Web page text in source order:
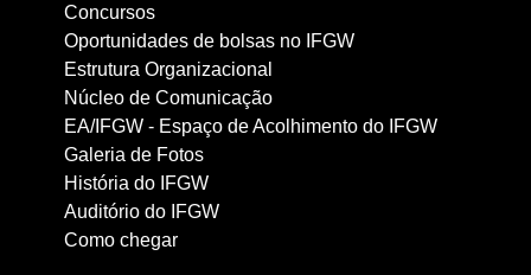
Concursos
Oportunidades de bolsas no IFGW
Estrutura Organizacional
Núcleo de Comunicação
EA/IFGW - Espaço de Acolhimento do IFGW
Galeria de Fotos
História do IFGW
Auditório do IFGW
Como chegar